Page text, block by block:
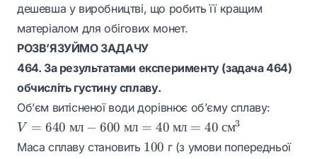
дешевша у виробництві, що робить її кращим
матеріалом для обігових монет.
РОЗВ’ЯЗУЙМО ЗАДАЧУ
464. За результатами експерименту (задача 464)
обчисліть густину сплаву.
Об’єм витісненої води дорівнює об’єму сплаву:
V =
640
V = 640 мл − 600 мл = 40 мл = 40 см3
Маса сплаву становить 100
100 г (з умови попередньої